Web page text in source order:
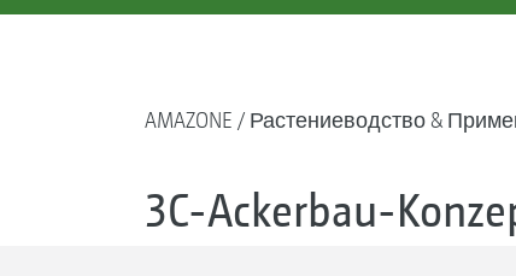
AMAZONE Растениеводство &
3C-Ackerbau-